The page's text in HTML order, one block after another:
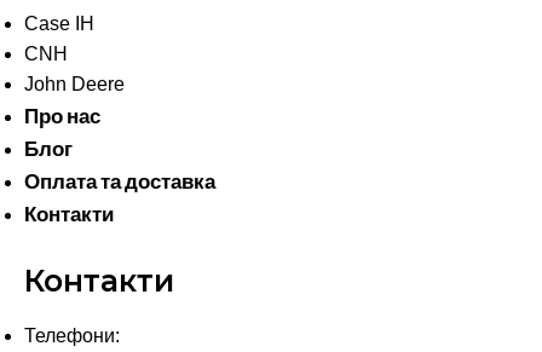
Case IH
CNH
John Deere
Про нас
Блог
Оплата та доставка
Контакти
Контакти
Телефони: